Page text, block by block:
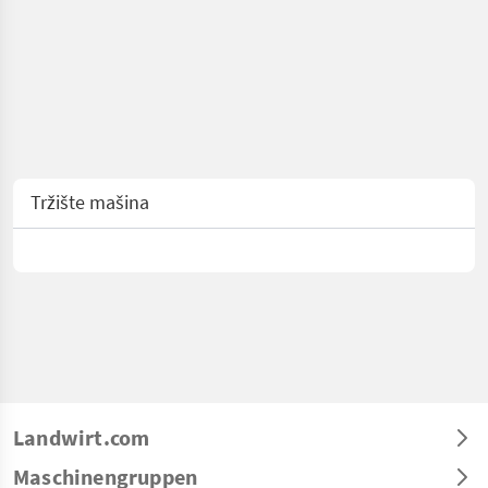
Tržište mašina
Landwirt.com
Maschinengruppen